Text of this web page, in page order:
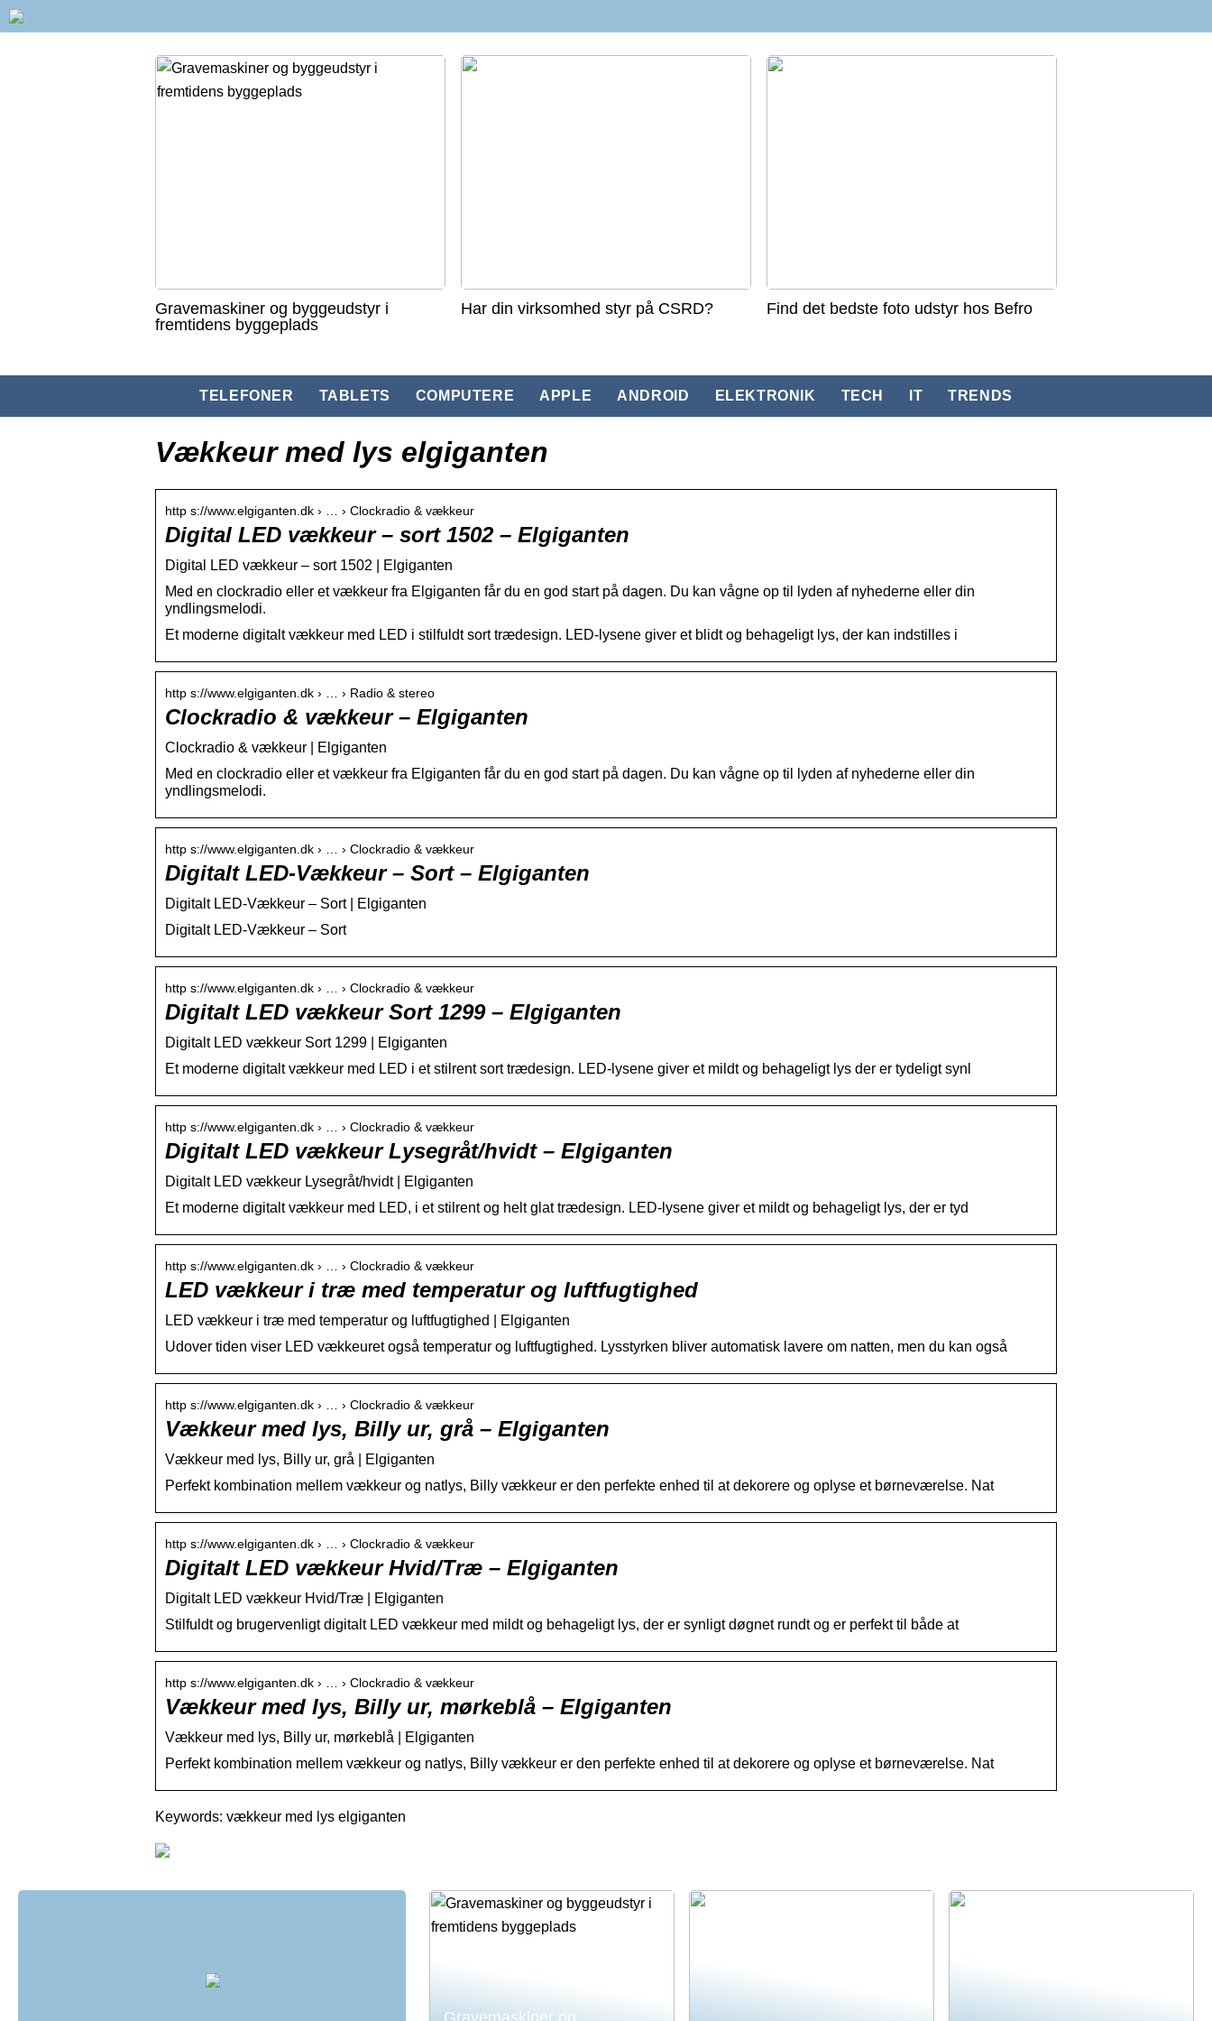
Gravemaskiner og byggeudstyr i
fremtidens byggeplads
Har din virksomhed styr på CSRD? Find det bedste foto udstyr hos Befro
TELEFONER TABLETS COMPUTERE APPLE ANDROID ELEKTRONIK TECH IT TRENDS
Vækkeur med lys elgiganten
http s://www.elgiganten.dk › … › Clockradio & vækkeur
Digital LED vækkeur – sort 1502 – Elgiganten
Digital LED vækkeur – sort 1502 | Elgiganten
Med en clockradio eller et vækkeur fra Elgiganten får du en god start på dagen. Du kan vågne op til lyden af nyhederne eller din
yndlingsmelodi.
Et moderne digitalt vækkeur med LED i stilfuldt sort trædesign. LED-lysene giver et blidt og behageligt lys, der kan indstilles i
http s://www.elgiganten.dk › … › Radio & stereo
Clockradio & vækkeur – Elgiganten
Clockradio & vækkeur | Elgiganten
Med en clockradio eller et vækkeur fra Elgiganten får du en god start på dagen. Du kan vågne op til lyden af nyhederne eller din
yndlingsmelodi.
http s://www.elgiganten.dk › … › Clockradio & vækkeur
Digitalt LED-Vækkeur – Sort – Elgiganten
Digitalt LED-Vækkeur – Sort | Elgiganten
Digitalt LED-Vækkeur – Sort
http s://www.elgiganten.dk › … › Clockradio & vækkeur
Digitalt LED vækkeur Sort 1299 – Elgiganten
Digitalt LED vækkeur Sort 1299 | Elgiganten
Et moderne digitalt vækkeur med LED i et stilrent sort trædesign. LED-lysene giver et mildt og behageligt lys der er tydeligt synl
http s://www.elgiganten.dk › … › Clockradio & vækkeur
Digitalt LED vækkeur Lysegråt/hvidt – Elgiganten
Digitalt LED vækkeur Lysegråt/hvidt | Elgiganten
Et moderne digitalt vækkeur med LED, i et stilrent og helt glat trædesign. LED-lysene giver et mildt og behageligt lys, der er tyd
http s://www.elgiganten.dk › … › Clockradio & vækkeur
LED vækkeur i træ med temperatur og luftfugtighed
LED vækkeur i træ med temperatur og luftfugtighed | Elgiganten
Udover tiden viser LED vækkeuret også temperatur og luftfugtighed. Lysstyrken bliver automatisk lavere om natten, men du kan også
http s://www.elgiganten.dk › … › Clockradio & vækkeur
Vækkeur med lys, Billy ur, grå – Elgiganten
Vækkeur med lys, Billy ur, grå | Elgiganten
Perfekt kombination mellem vækkeur og natlys, Billy vækkeur er den perfekte enhed til at dekorere og oplyse et børneværelse. Nat
http s://www.elgiganten.dk › … › Clockradio & vækkeur
Digitalt LED vækkeur Hvid/Træ – Elgiganten
Digitalt LED vækkeur Hvid/Træ | Elgiganten
Stilfuldt og brugervenligt digitalt LED vækkeur med mildt og behageligt lys, der er synligt døgnet rundt og er perfekt til både at
http s://www.elgiganten.dk › … › Clockradio & vækkeur
Vækkeur med lys, Billy ur, mørkeblå – Elgiganten
Vækkeur med lys, Billy ur, mørkeblå | Elgiganten
Perfekt kombination mellem vækkeur og natlys, Billy vækkeur er den perfekte enhed til at dekorere og oplyse et børneværelse. Nat
Keywords: vækkeur med lys elgiganten
Gravemaskiner og